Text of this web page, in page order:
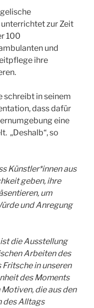
zur Zeit
100
und
ihre
schreibt in seinem
dass dafür
eine
„Deshalb“, so
Künstler*innen aus
geben, ihre
um
und Anregung
die Ausstellung
Arbeiten des
in unseren
des Moments
die aus den
des Alltags